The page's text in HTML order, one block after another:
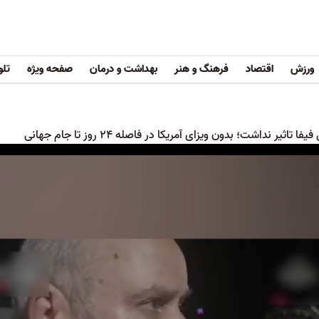
ورزش اقتصاد فرهنگ و هنر بهداشت و درمان صفحه ویژه
نداشت؛ بدون ویزای آمریکا در فاصله ۲۴ روز تا جام جهانی